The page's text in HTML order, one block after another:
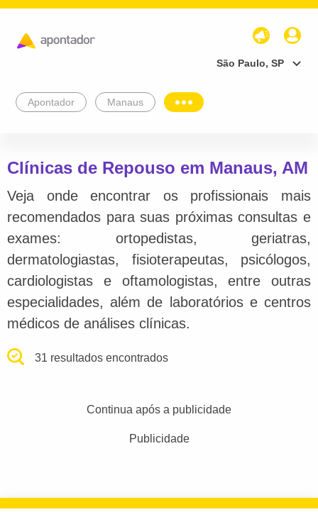
São Paulo, SP
Apontador Manaus
Clínicas de Repouso em Manaus, AM
Veja onde encontrar os profissionais mais
recomendados para suas próximas consultas e
exames: ortopedistas, geriatras,
dermatologiastas, fisioterapeutas, psicólogos,
cardiologistas e oftamologistas, entre outras
especialidades, além de laboratórios e centros
médicos de análises clínicas.
31 resultados encontrados
Continua após a publicidade
Publicidade